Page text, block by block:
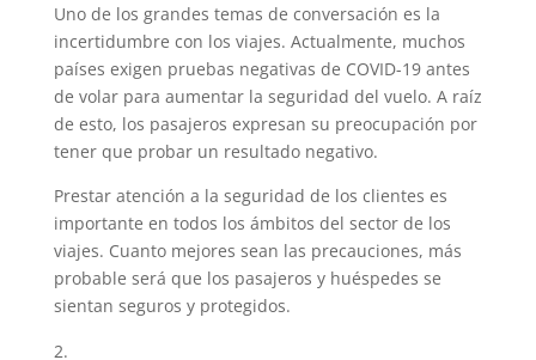
Uno de los grandes temas de conversación es la
incertidumbre con los viajes. Actualmente, muchos
países exigen pruebas negativas de COVID-19 antes
de volar para aumentar la seguridad del vuelo. A raíz
de esto, los pasajeros expresan su preocupación por
tener que probar un resultado negativo.
Prestar atención a la seguridad de los clientes es
importante en todos los ámbitos del sector de los
viajes. Cuanto mejores sean las precauciones, más
probable será que los pasajeros y huéspedes se
sientan seguros y protegidos.